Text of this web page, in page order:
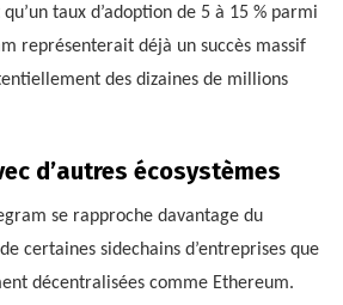
taux d’adoption de 5 à 15 % parmi
représenterait déjà un succès massif
des dizaines de millions
d’autres écosystèmes
se rapproche davantage du
certaines sidechains d’entreprises que
décentralisées comme Ethereum.